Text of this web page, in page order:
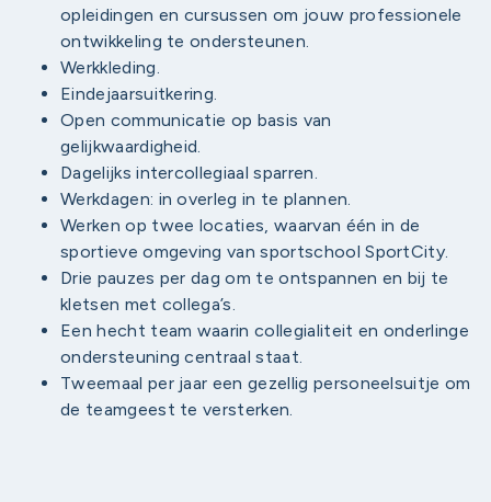
opleidingen en cursussen om jouw professionele
ontwikkeling te ondersteunen.
Werkkleding.
Eindejaarsuitkering.
Open communicatie op basis van
gelijkwaardigheid.
Dagelijks intercollegiaal sparren.
Werkdagen: in overleg in te plannen.
Werken op twee locaties, waarvan één in de
sportieve omgeving van sportschool SportCity.
Drie pauzes per dag om te ontspannen en bij te
kletsen met collega’s.
Een hecht team waarin collegialiteit en onderlinge
ondersteuning centraal staat.
Tweemaal per jaar een gezellig personeelsuitje om
de teamgeest te versterken.